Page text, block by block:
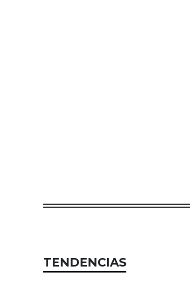
TENDENCIAS